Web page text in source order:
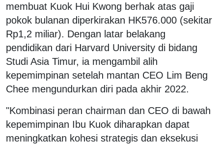
membuat Kuok Hui Kwong berhak atas gaji
pokok bulanan diperkirakan HK576.000 (sekitar
Rp1,2 miliar). Dengan latar belakang
pendidikan dari Harvard University di bidang
Studi Asia Timur, ia mengambil alih
kepemimpinan setelah mantan CEO Lim Beng
Chee mengundurkan diri pada akhir 2022.
"Kombinasi peran chairman dan CEO di bawah
kepemimpinan Ibu Kuok diharapkan dapat
meningkatkan kohesi strategis dan eksekusi